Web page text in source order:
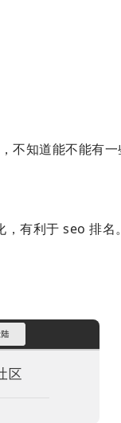
不知道能不能有
有利于 seo 排名。